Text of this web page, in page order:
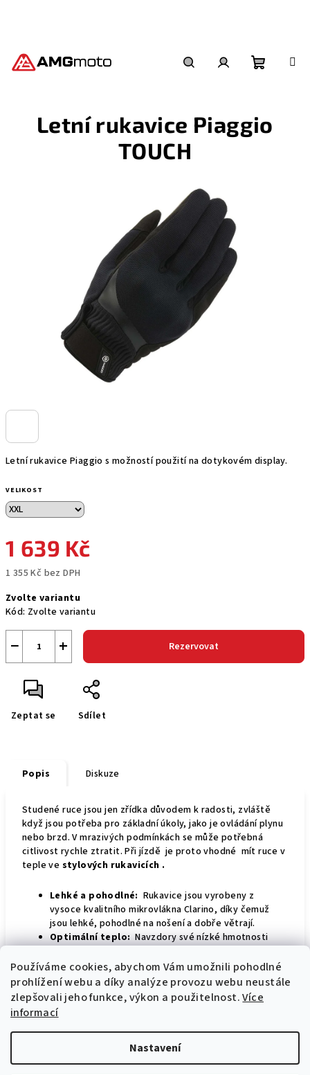
Používáme cookies, abychom Vám umožnili pohodlné
prohlížení webu a díky analýze provozu webu neustále
zlepšovali jeho funkce, výkon a použitelnost.Více
informací
Nastavení
košík
Letní rukavice Piaggio s možností použití na dotykovém display.
VELIKOST
1 639 Kč
1 355 Kč bez DPH
cena:
Zvolte variantu
Kód: Zvolte variantu
+
− Rezervovat
Zeptat se Sdílet
Letní rukavice Piaggio
TOUCH
Popis Diskuze
Studené ruce jsou jen zřídka důvodem k radosti, zvláště
když jsou potřeba pro základní úkoly, jako je ovládání plynu
nebo brzd. V mrazivých podmínkách se může potřebná
citlivost rychle ztratit. Při jízdě je proto vhodné mít ruce v
teple ve stylových rukavicích .
Lehké a pohodlné: Rukavice jsou vyrobeny z
vysoce kvalitního mikrovlákna Clarino, díky čemuž
jsou lehké, pohodlné na nošení a dobře větrají.
Optimální teplo:Navzdory své nízké hmotnosti
měsících.
Odolné a odolné:Dlaně jsou vyztuženy imitací
semiše, aby působily proti rychlému opotřebení a
zajistily dlouhou životnost.
Ochrana a styl:
chrání vaše klouby.